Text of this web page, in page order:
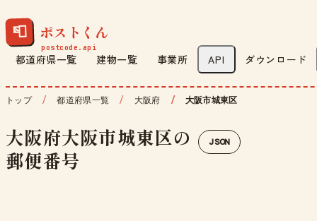
📮 ポストくん
都道府県一覧 建物一覧 事業所 API ダウンロード
トップ 都道府県一覧 大阪府 大阪市城東区
大阪府大阪市城東区の
郵便番号
JSON